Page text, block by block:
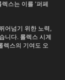
스는 이를 ‘퍼페
어넘기 위한 노력,
니다. 롤렉스 시계
렉스의 기여도 오